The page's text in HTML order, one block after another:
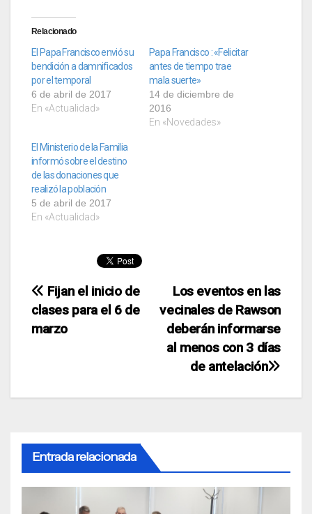
Relacionado
El Papa Francisco envió su
bendición a damnificados
por el temporal
6 de abril de 2017
En «Actualidad»
Papa Francisco : «Felicitar
antes de tiempo trae
mala suerte»
14 de diciembre de
2016
En «Novedades»
El Ministerio de la Familia
informó sobre el destino
de las donaciones que
realizó la población
5 de abril de 2017
En «Actualidad»
Navegación
de
Los eventos en las
vecinales de Rawson
deberán informarse
al menos con 3 días
de antelación
Fijan el inicio de
clases para el 6 de
marzo
Entrada relacionada